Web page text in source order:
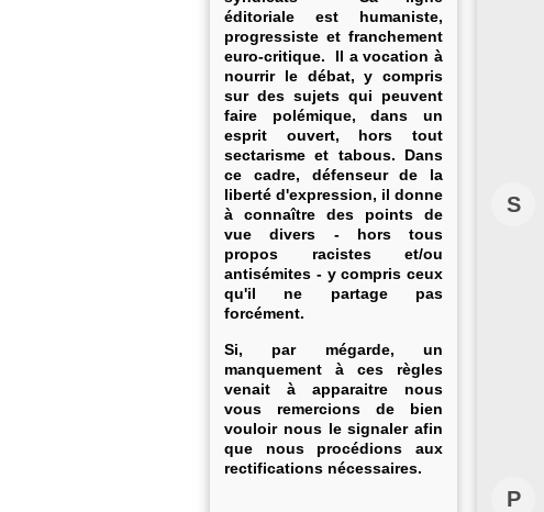
éditoriale est humaniste,
progressiste et franchement
euro-critique. Il a vocation à
nourrir le débat, y compris
sur des sujets qui peuvent
faire polémique, dans un
esprit ouvert, hors tout
sectarisme et tabous. Dans
ce cadre, défenseur de la
liberté d'expression, il donne
à connaître des points de
vue divers - hors tous
propos racistes et/ou
antisémites - y compris ceux
qu'il ne partage pas
forcément.
Si, par mégarde, un
manquement à ces règles
venait à apparaitre nous
vous remercions de bien
vouloir nous le signaler afin
que nous procédions aux
rectifications nécessaires.
S
P